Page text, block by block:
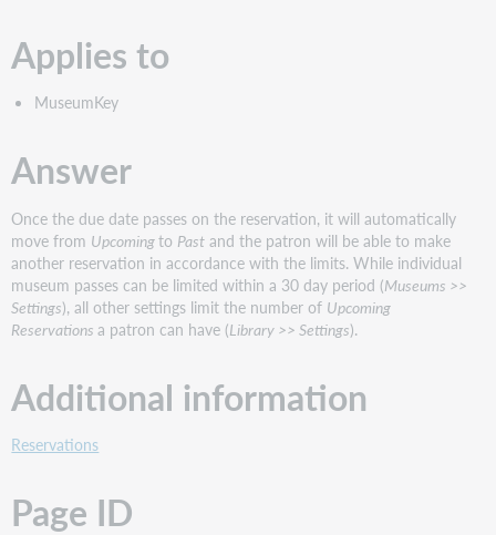
Applies to
MuseumKey
Answer
Once the due date passes on the reservation, it will automatically
move from Upcomingto Past and the patron will be able to make
another reservation in accordance with the limits. While individual
museum passes can be limited within a 30 day period (Museums >>
Settings), all other settings limit the number of Upcoming
Reservationsa patron can have (Library >> Settings).
Additional information
Reservations
Page ID